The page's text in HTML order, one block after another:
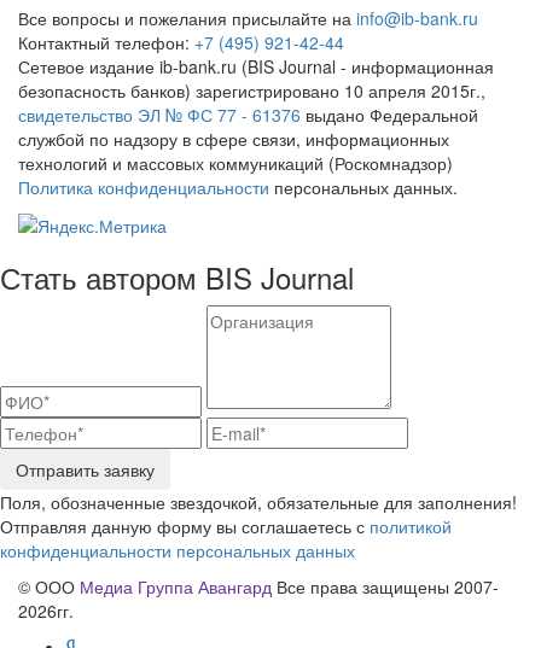
Все вопросы и пожелания присылайте на info@ib-bank.ru
Контактный телефон: +7 (495) 921-42-44
Сетевое издание ib-bank.ru (BIS Journal - информационная
безопасность банков) зарегистрировано 10 апреля 2015г.,
свидетельство ЭЛ № ФС 77 - 61376 выдано Федеральной
службой по надзору в сфере связи, информационных
технологий и массовых коммуникаций (Роскомнадзор)
Политика конфиденциальности персональных данных.
Стать автором BIS Journal
Отправить заявку
Поля, обозначенные звездочкой, обязательные для заполнения!
Отправляя данную форму вы соглашаетесь с политикой
конфиденциальности персональных данных
© ООО Медиа Группа Авангард Все права защищены 2007-
2026гг.